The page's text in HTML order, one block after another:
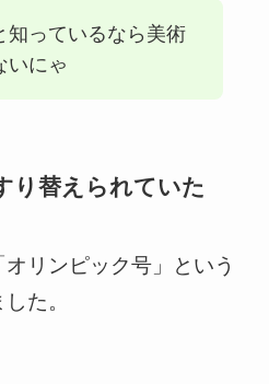
知っているなら美術
いにゃ
り替えられていた
リンピック号」という
た。